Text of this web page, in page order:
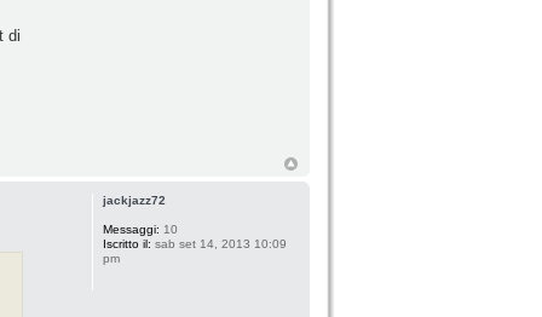
di
jackjazz72
Messaggi: 10
Iscritto il: sab set 14, 2013 10:09
pm